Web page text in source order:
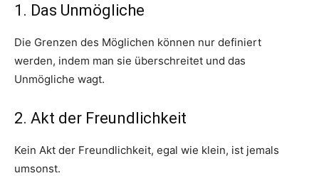
1. Das Unmögliche
Die Grenzen des Möglichen können nur definiert
werden, indem man sie überschreitet und das
Unmögliche wagt.
2. Akt der Freundlichkeit
Kein Akt der Freundlichkeit, egal wie klein, ist jemals
umsonst.